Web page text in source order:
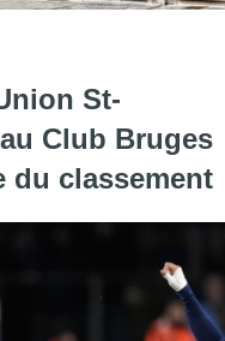
Horta fait peau
St-
Club Bruges
du classement